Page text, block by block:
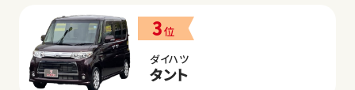
3位
ダイハツ
タント